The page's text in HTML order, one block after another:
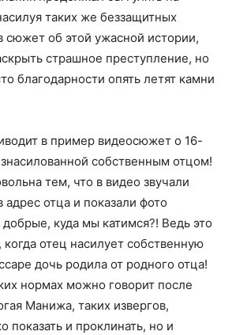
таких же беззащитных
сюжет об этой ужасной истории,
страшное преступление, но
благодарности опять летят камни
в пример видеосюжет о 16-
собственным отцом!
тем, что в видео звучали
адрес отца и показали фото
куда мы катимся?! Ведь это
отец насилует собственную
дочь родила от родного отца!
нормах можно говорит после
Манижа, таких извергов,
показать и проклинать, но и